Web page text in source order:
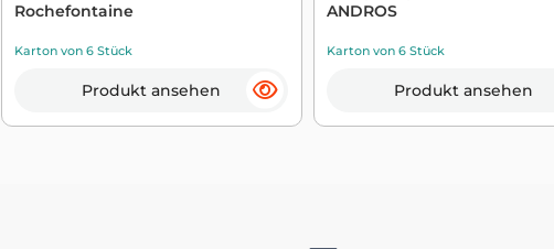
Rochefontaine
Karton von 6 Stück
Produkt ansehen
ANDROS
Karton von 6 Stück
Produkt ansehen